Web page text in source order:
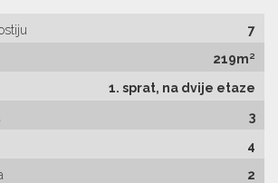
7
219m²
1. sprat, na dvije etaze
3
4
2